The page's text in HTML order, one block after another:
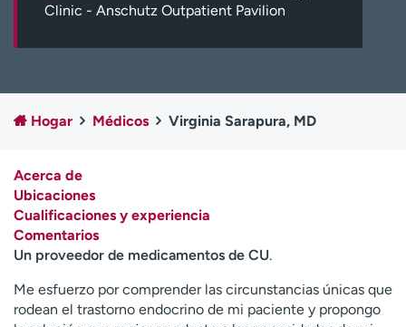
Acerca de UCHealth
Clases y eventos
Empleados
Profesionales
Contáctenos
A
y
d
a
Clinic - Anschutz Outpatient Pavilion
Hogar Médicos Virginia Sarapura, MD
Acerca de
Ubicaciones
Cualificaciones y experiencia
Comentarios
Un proveedor de medicamentos de CU.
Me esfuerzo por comprender las circunstancias únicas que
rodean el trastorno endocrino de mi paciente y propongo